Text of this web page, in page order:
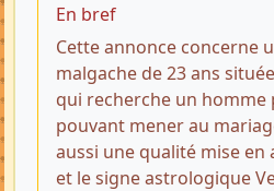
En bref
Cette annonce concerne
malgache de 23 ans
qui recherche un
pouvant mener au
aussi une qualité mise
et le signe astrologique